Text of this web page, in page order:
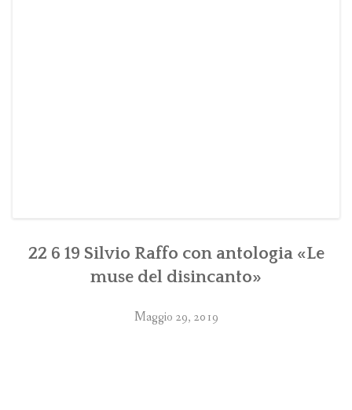
22 6 19 Silvio Raffo con antologia «Le
muse del disincanto»
Maggio 29, 2019